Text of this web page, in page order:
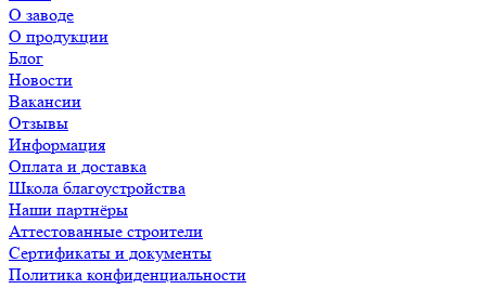
О заводе
О продукции
Блог
Новости
Вакансии
Отзывы
Информация
Оплата и доставка
Школа благоустройства
Наши партнёры
Аттестованные строители
Сертификаты и документы
Политика конфиденциальности